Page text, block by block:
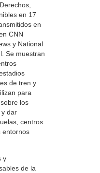
en 17
en
CNN
y National
Se muestran
de tren y
para
los
y dar
centros
entornos
y
de la